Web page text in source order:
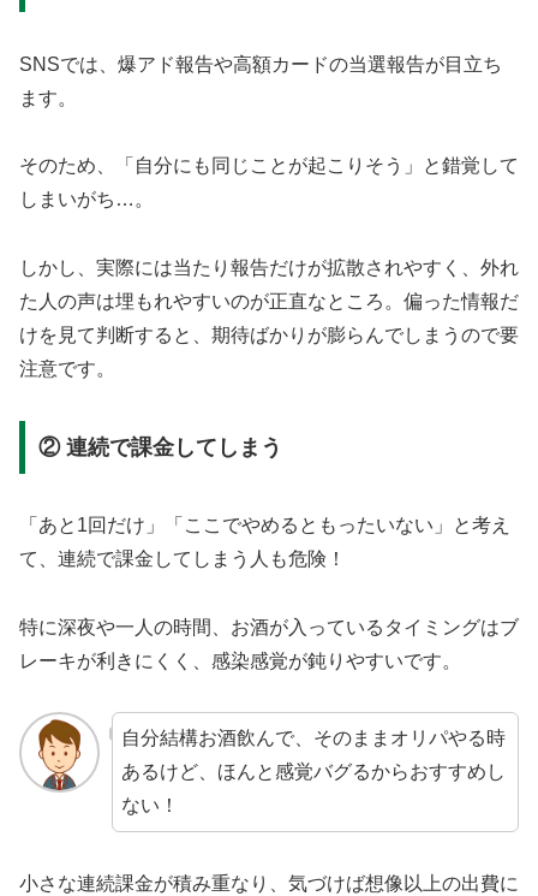
SNSでは、爆アド報告や高額カードの当選報告が目立ち
ます。
そのため、「自分にも同じことが起こりそう」と錯覚して
しまいがち…。
しかし、実際には当たり報告だけが拡散されやすく、外れ
た人の声は埋もれやすいのが正直なところ。偏った情報だ
けを見て判断すると、期待ばかりが膨らんでしまうので要
注意です。
② 連続で課金してしまう
「あと1回だけ」「ここでやめるともったいない」と考え
て、連続で課金してしまう人も危険！
特に深夜や一人の時間、お酒が入っているタイミングはブ
レーキが利きにくく、感染感覚が鈍りやすいです。
自分結構お酒飲んで、そのままオリパやる時
あるけど、ほんと感覚バグるからおすすめし
ない！
小さな連続課金が積み重なり、気づけば想像以上の出費に